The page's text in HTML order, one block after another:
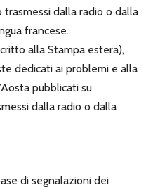
dalla radio o dalla
francese.
alla Stampa estera),
dedicati ai problemi e alla
pubblicati su
dalla radio o dalla
di segnalazioni dei